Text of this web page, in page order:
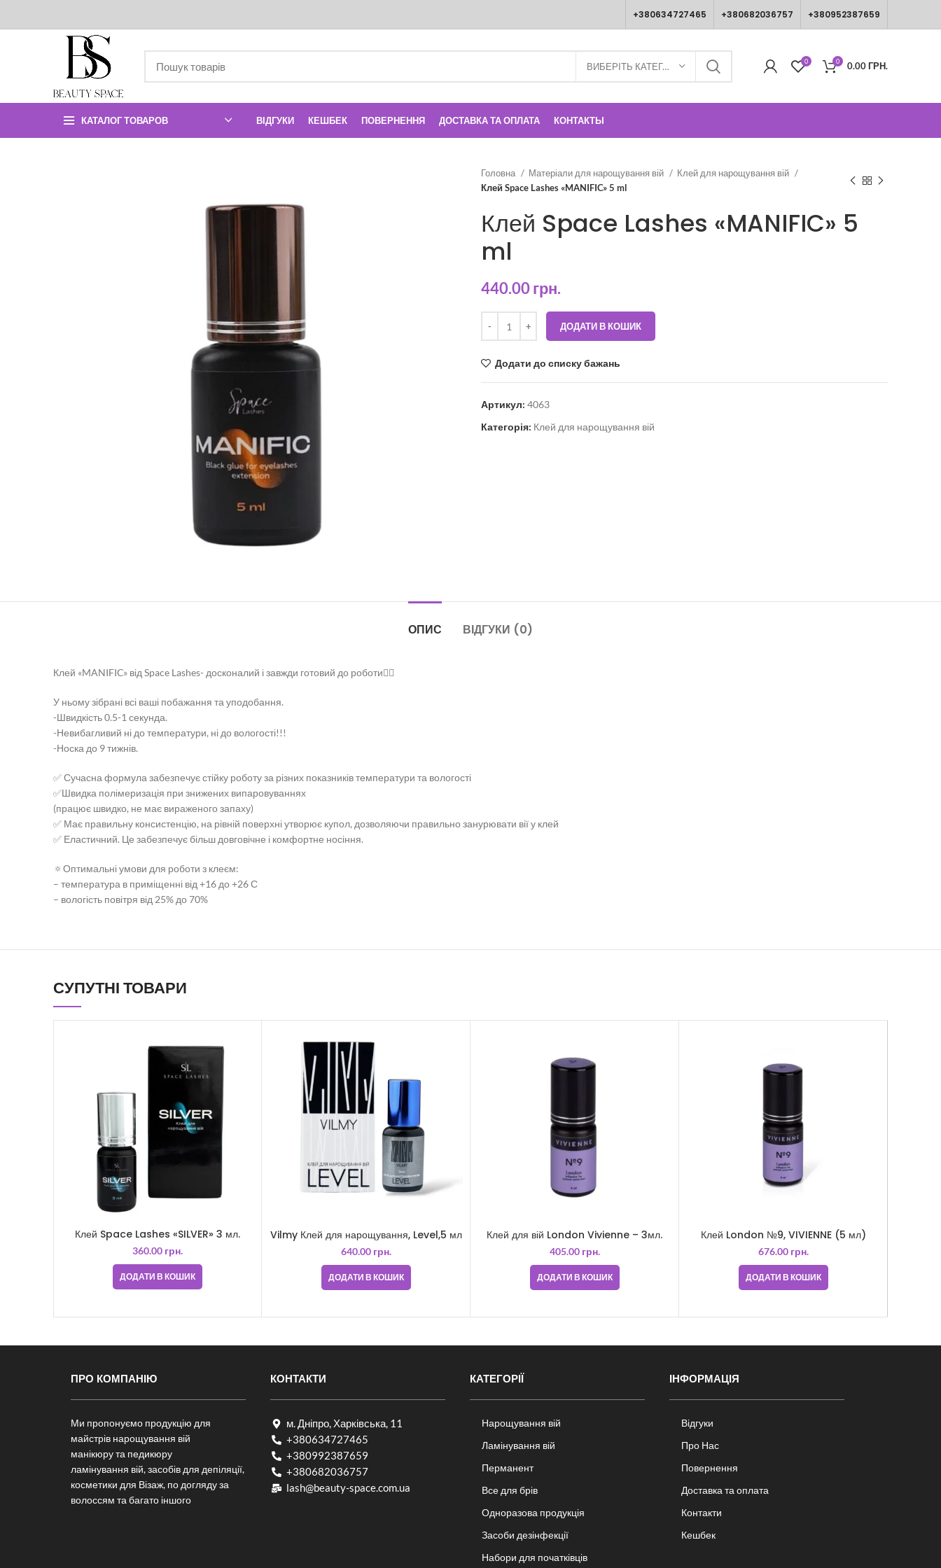
+380634727465 +380682036757 +380952387659
ВИБЕРІТЬ КАТЕГОРІЮ 0 0 0.00ГРН.
КАТАЛОГ ТОВАРОВ ВІДГУКИ КЕШБЕК ПОВЕРНЕННЯ ДОСТАВКА ТА ОПЛАТА КОНТАКТЫ
Головна Матеріали для нарощування вій
Клей для нарощування вій
Клей Space Lashes «MANIFIC» 5 ml
Клей Space Lashes «MANIFIC» 5
ml
440.00грн.
ДОДАТИ В КОШИК
Додати до списку бажань
Артикул: 4063
Категорія: Клей для нарощування вій
ОПИС ВІДГУКИ (0)
Клей «MANIFIC» від Space Lashes- досконалий і завжди готовий до роботи👍🏼
У ньому зібрані всі ваші побажання та уподобання.
-Швидкість 0.5-1 секунда.
-Невибагливий ні до температури, ні до вологості!!!
-Носка до 9 тижнів.
✅ Сучасна формула забезпечує стійку роботу за різних показників температури та вологості ⠀
✅Швидка полімеризація при знижених випаровуваннях
(працює швидко, не має вираженого запаху) ⠀
✅ Має правильну консистенцію, на рівній поверхні утворює купол, дозволяючи правильно занурювати вії у клей ⠀
✅ Еластичний. Це забезпечує більш довговічне і комфортне носіння.
🔅Оптимальні умови для роботи з клеєм:
– температура в приміщенні від +16 до +26 С
– вологість повітря від 25% до 70%
СУПУТНІ ТОВАРИ
Клей Space Lashes «SILVER» 3 мл.
360.00 грн.
ДОДАТИ В КОШИК
Vilmy Клей для нарощування, Level,5 мл
640.00 грн.
ДОДАТИ В КОШИК
Клей для вій London Vivienne – 3мл.
405.00 грн.
ДОДАТИ В КОШИК
Клей London №9, VIVIENNE (5 мл)
676.00 грн.
ДОДАТИ В КОШИК
ПРО КОМПАНІЮ
Ми пропонуємо продукцію для
майстрів нарощування вій
манікюру та педикюру
ламінування вій, засобів для депіляції,
косметики для Візаж, по догляду за
волоссям та багато іншого
КОНТАКТИ
м. Дніпро, Харківська, 11
+380634727465
+380992387659
+380682036757​
lash@beauty-space.com.ua
КАТЕГОРІЇ
Нарощування вій
Ламінування вій
Перманент
Все для брів
Одноразова продукція
Засоби дезінфекції
Набори для початківців
ІНФОРМАЦІЯ
Відгуки
Про Нас
Повернення
Доставка та оплата
Контакти
Кешбек